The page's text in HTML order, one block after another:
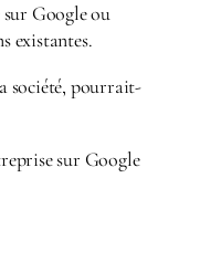
Google ou
existantes.
société, pourrait-
sur Google